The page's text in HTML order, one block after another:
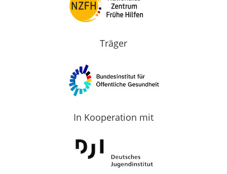
Träger
In Kooperation mit